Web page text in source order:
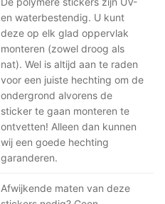
en waterbestendig. U kunt
deze op elk glad oppervlak
monteren (zowel droog als
nat). Wel is altijd aan te raden
voor een juiste hechting om de
ondergrond alvorens de
sticker te gaan monteren te
ontvetten! Alleen dan kunnen
wij een goede hechting
garanderen.
Afwijkende maten van deze